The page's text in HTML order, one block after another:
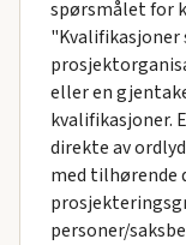
spørsmålet for
eller en
kvalifikasjoner.
direkte av
med tilhørende
personer/